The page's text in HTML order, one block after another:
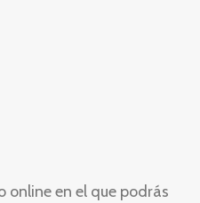
online en el que podrás